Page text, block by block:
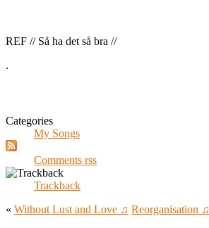
REF // Så ha det så bra //
.
Categories
My Songs
Comments rss
Trackback
« Without Lust and Love ♫ Reorganisation ♫